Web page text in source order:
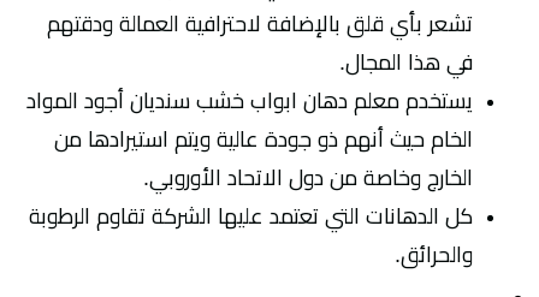
تشعر بأي قلق بالإضافة لاحترافية العمالة ودقتهم
في هذا المجال.
يستخدم معلم دهان ابواب خشب سنديان أجود المواد
الخام حيث أنهم ذو جودة عالية ويتم استيرادها من
الخارج وخاصة من دول الاتحاد الأوروبي.
كل الدهانات التي تعتمد عليها الشركة تقاوم الرطوبة
والحرائق.